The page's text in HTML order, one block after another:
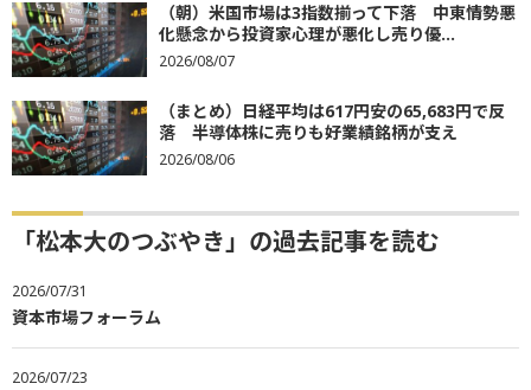
（朝）米国市場は3指数揃って下落 中東情勢悪
化懸念から投資家心理が悪化し売り優...
2026/08/07
（まとめ）日経平均は617円安の65,683円で反
落 半導体株に売りも好業績銘柄が支え
2026/08/06
「松本大のつぶやき」の過去記事を読む
2026/07/31
資本市場フォーラム
2026/07/23